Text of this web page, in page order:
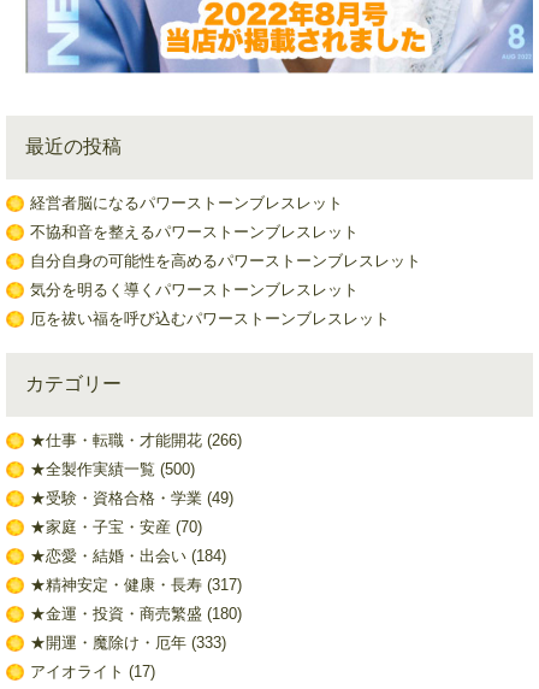
最近の投稿
経営者脳になるパワーストーンブレスレット
不協和音を整えるパワーストーンブレスレット
自分自身の可能性を高めるパワーストーンブレスレット
気分を明るく導くパワーストーンブレスレット
厄を祓い福を呼び込むパワーストーンブレスレット
カテゴリー
★仕事・転職・才能開花(266)
★全製作実績一覧 (500)
★受験・資格合格・学業(49)
★家庭・子宝・安産(70)
★恋愛・結婚・出会い(184)
★精神安定・健康・長寿(317)
★金運・投資・商売繁盛 (180)
★開運・魔除け・厄年(333)
アイオライト (17)